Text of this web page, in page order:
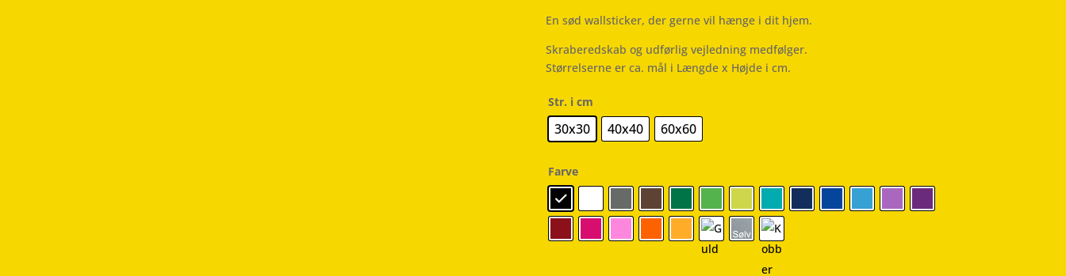
En sød wallsticker, der gerne vil hænge i dit hjem.
Skraberedskab og udførlig vejledning medfølger.
Størrelserne er ca. mål i Længde x Højde i cm.
Str. i cm
30x30 40x40 60x60
Farve